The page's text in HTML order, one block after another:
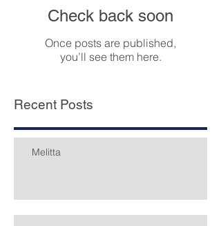
Check back soon
Once posts are published,
you’ll see them here.
Recent Posts
Melitta